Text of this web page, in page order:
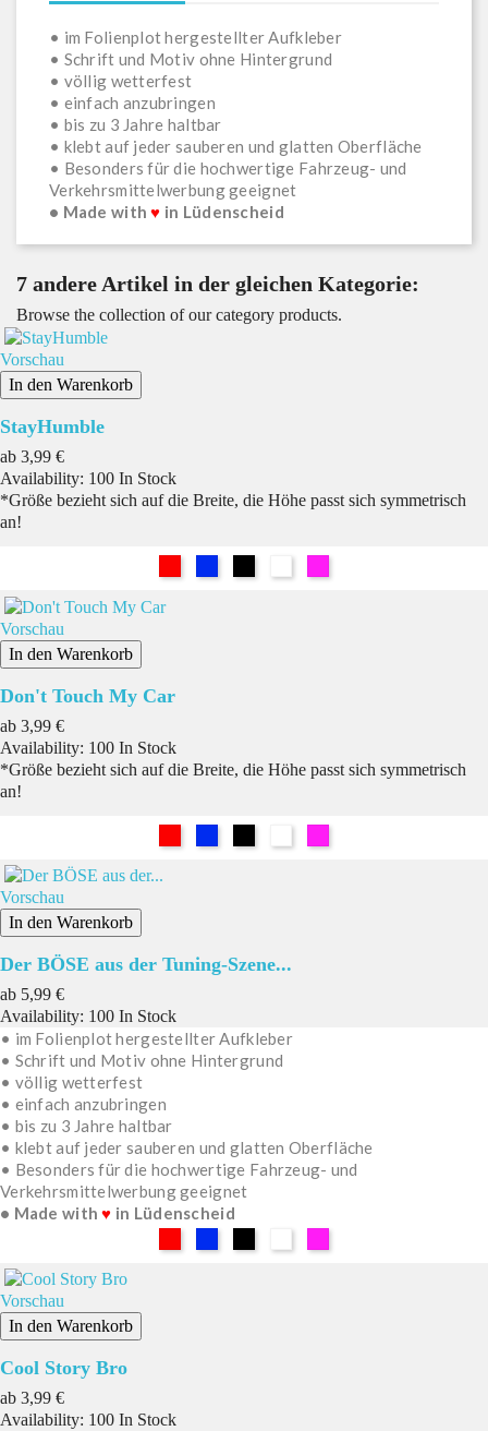
• im Folienplot hergestellter Aufkleber
• Schrift und Motiv ohne Hintergrund
• völlig wetterfest
• einfach anzubringen
• bis zu 3 Jahre haltbar
• klebt auf jeder sauberen und glatten Oberfläche
• Besonders für die hochwertige Fahrzeug- und
Verkehrsmittelwerbung geeignet
• Made with♥ in Lüdenscheid
7 andere Artikel in der gleichen Kategorie:
Browse the collection of our category products.
Vorschau
In den Warenkorb
StayHumble
ab Preis
3,99 €
Availability: 100 In Stock
*Größe bezieht sich auf die Breite, die Höhe passt sich symmetrisch
an!
Vorschau
In den Warenkorb
Don't Touch My Car
ab Preis
3,99 €
Availability: 100 In Stock
*Größe bezieht sich auf die Breite, die Höhe passt sich symmetrisch
an!
Vorschau
In den Warenkorb
Der BÖSE aus der Tuning-Szene...
ab Preis
5,99 €
Availability: 100 In Stock
• im Folienplot hergestellter Aufkleber
• Schrift und Motiv ohne Hintergrund
• völlig wetterfest
• einfach anzubringen
• bis zu 3 Jahre haltbar
• klebt auf jeder sauberen und glatten Oberfläche
• Besonders für die hochwertige Fahrzeug- und
Verkehrsmittelwerbung geeignet
• Made with♥ in Lüdenscheid
Vorschau
In den Warenkorb
Cool Story Bro
ab Preis
3,99 €
Availability: 100 In Stock